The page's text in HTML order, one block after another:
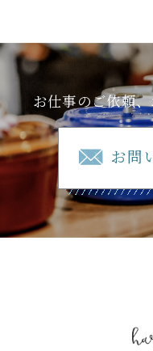
お仕事のご依頼
お問